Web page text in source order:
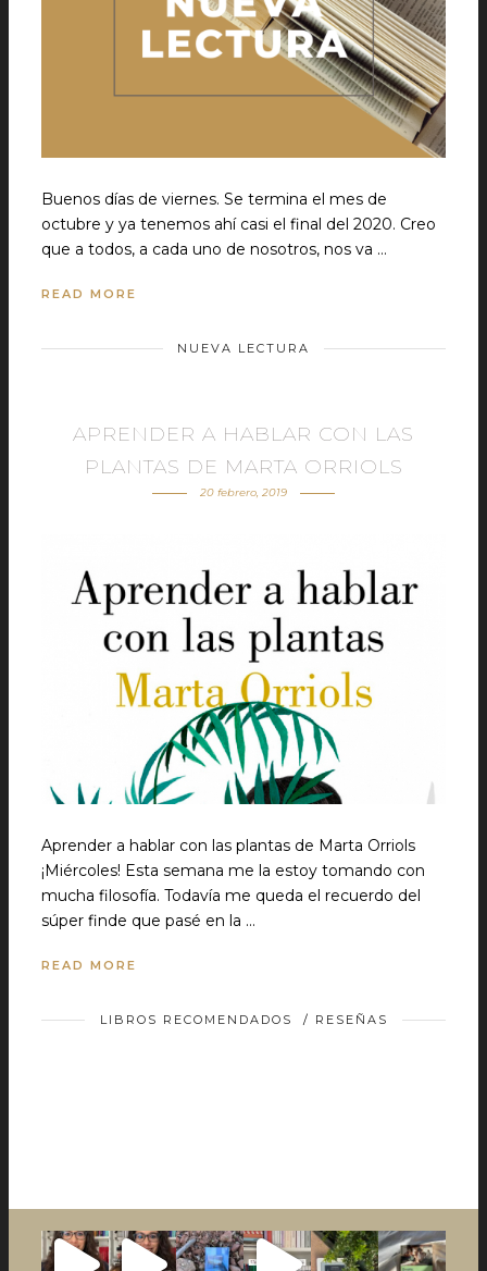
Buenos días de viernes. Se termina el mes de
octubre y ya tenemos ahí casi el final del 2020. Creo
que a todos, a cada uno de nosotros, nos va …
READ MORE
NUEVA LECTURA
APRENDER A HABLAR CON LAS
PLANTAS DE MARTA ORRIOLS
20 febrero, 2019
Aprender a hablar con las plantas de Marta Orriols
¡Miércoles! Esta semana me la estoy tomando con
mucha filosofía. Todavía me queda el recuerdo del
súper finde que pasé en la …
READ MORE
LIBROS RECOMENDADOS / RESEÑAS